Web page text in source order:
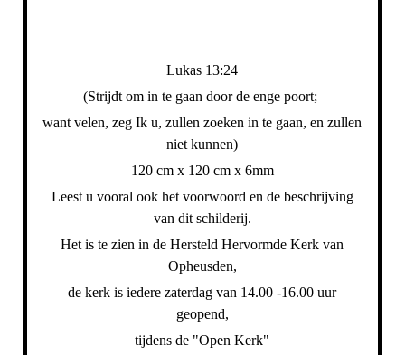
Lukas 13:24
(Strijdt om in te gaan door de enge poort;
want velen, zeg Ik u, zullen zoeken in te gaan, en zullen
niet kunnen)
120 cm x 120 cm x 6mm
Leest u vooral ook het voorwoord en de beschrijving
van dit schilderij.
Het is te zien in de Hersteld Hervormde Kerk van
Opheusden,
de kerk is iedere zaterdag van 14.00 -16.00 uur
geopend,
tijdens de "Open Kerk"